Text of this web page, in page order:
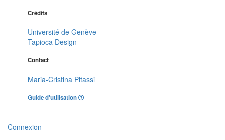
Crédits
Université de Genève
Tapioca Design
Contact
Maria-Cristina Pitassi
Guide d'utilisation
Connexion